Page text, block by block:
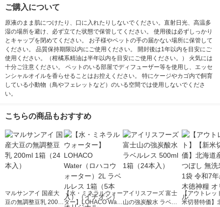
ご購入について
原液のまま肌につけたり、口に入れたりしないでください。直射日光、高温多
湿の場所を避け、必ず立てた状態で保管してください。 使用後は必ずしっかり
とキャップを閉めてください。 お子様やペットの手の届かない場所に保管して
ください。 品質保持期限以内にご使用ください。 開封後は1年以内を目安にご
使用ください。（柑橘系精油は半年以内を目安にご使用ください。） 火気には
十分ご注意ください。 ペットのいる部屋でディフューザー等を使用し、エッセ
ンシャルオイルを香らせることはお控えください。 特にケージやカゴ内で飼育
している小動物（鳥やフェレットなど）のいる空間では使用しないでくださ
い。
こちらの商品もおすすめ
マルサンアイ 国産大
豆の無調整豆乳 200m
【水・ミネラルウォー
ター】LOHACO Wate
アイリスフーズ 富士
山の強炭酸水 ラベル
【アウトレッ
米切替特価】